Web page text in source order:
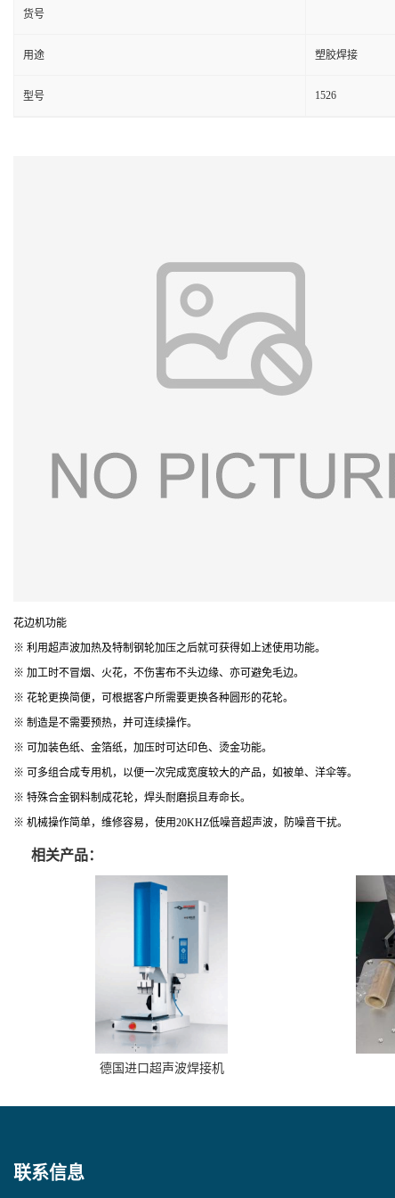
货号
用途 塑胶焊接
型号 1526
花边机功能
※ 利用超声波加热及特制钢轮加压之后就可获得如上述使用功能。
※ 加工时不冒烟、火花，不伤害布不头边缘、亦可避免毛边。
※ 花轮更换简便，可根据客户所需要更换各种圆形的花轮。
※ 制造是不需要预热，并可连续操作。
※ 可加装色纸、金箔纸，加压时可达印色、烫金功能。
※ 可多组合成专用机，以便一次完成宽度较大的产品，如被单、洋伞等。
※ 特殊合金钢料制成花轮，焊头耐磨损且寿命长。
※ 机械操作简单，维修容易，使用20KHZ低噪音超声波，防噪音干扰。
相关产品：
德国进口超声波焊接机
联系信息